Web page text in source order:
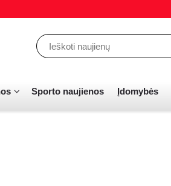
Sporto naujienos Įdomybės